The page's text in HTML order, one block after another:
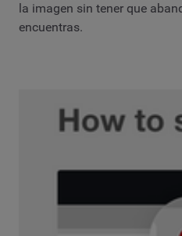
la imagen sin tener que
encuentras.